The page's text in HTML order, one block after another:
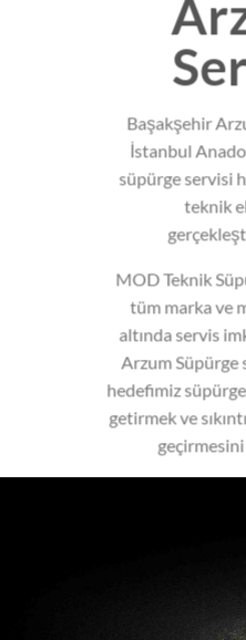
Başakşehir
İstanbul
süpürge servisi
teknik
MOD Teknik
tüm marka ve
altında servis
Arzum Süpürge
hedefimiz
getirmek ve